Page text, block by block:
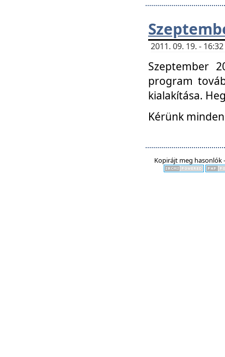
2011. 09. 19. -
Szeptember
program
kialakítása.
Kérünk
Kopirájt meg hasonlók